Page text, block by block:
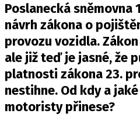
Z
Poslanecká sněmovna
návrh zákona o
provozu vozidla.
ale již teď je jasné, že
platnosti zákona 23.
nestihne. Od kdy a
motoristy přinese?